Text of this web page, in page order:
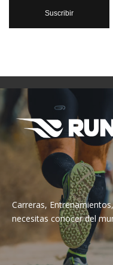
Carreras,
necesitas conocer del